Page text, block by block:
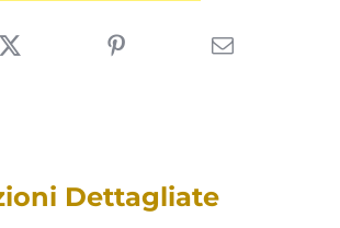
Dettagliate